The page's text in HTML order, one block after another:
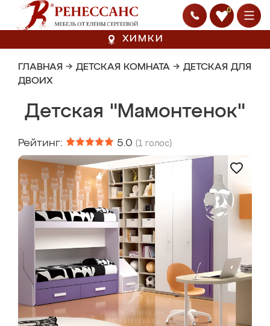
0
ХИМКИ
ГЛАВНАЯ → ДЕТСКАЯ КОМНАТА → ДЕТСКАЯ ДЛЯ
ДВОИХ
Детская "Мамонтенок"
Рейтинг: 5.0 (1 голос)